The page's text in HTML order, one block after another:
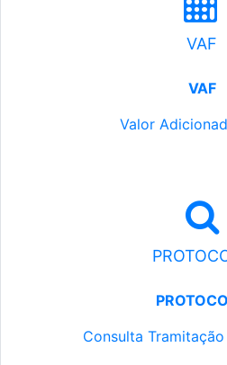
VAF
VAF
Valor
Consulta